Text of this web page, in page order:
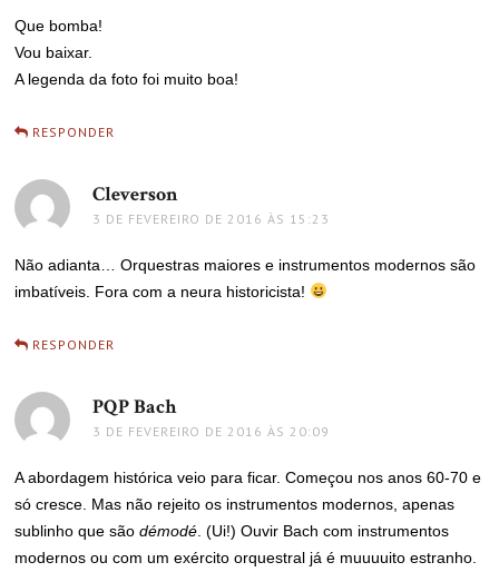
Que bomba!
Vou baixar.
A legenda da foto foi muito boa!
RESPONDER
Cleverson
3 DE FEVEREIRO DE 2016 ÀS 15:23
Não adianta… Orquestras maiores e instrumentos modernos são
imbatíveis. Fora com a neura historicista!
RESPONDER
PQP Bachdisse:
3 DE FEVEREIRO DE 2016 ÀS 20:09
A abordagem histórica veio para ficar. Começou nos anos 60-70 e
só cresce. Mas não rejeito os instrumentos modernos, apenas
sublinho que sãodémodé . (Ui!) Ouvir Bach com instrumentos
modernos ou com um exército orquestral já é muuuuito estranho.